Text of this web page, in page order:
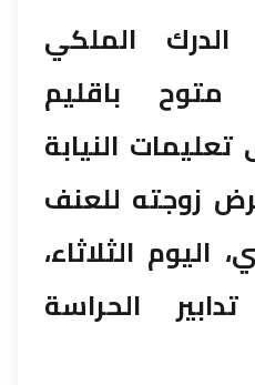
الملكي
باقليم
تعليمات النيابة
زوجته للعنف
الثلاثاء،
الحراسة